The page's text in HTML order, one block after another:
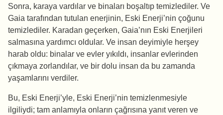
Sonra, karaya vardılar ve binaları boşaltıp temizlediler. Ve
Gaia tarafından tutulan enerjinin, Eski Enerji’nin çoğunu
temizlediler. Karadan geçerken, Gaia’nın Eski Enerjileri
salmasına yardımcı oldular. Ve insan deyimiyle herşey
harab oldu: binalar ve evler yıkıldı, insanlar evlerinden
çıkmaya zorlandılar, ve bir dolu insan da bu zamanda
yaşamlarını verdiler.
Bu, Eski Enerji’yle, Eski Enerji’nin temizlenmesiyle
ilgiliydi; tam anlamıyla onların çağrısına yanıt veren ve